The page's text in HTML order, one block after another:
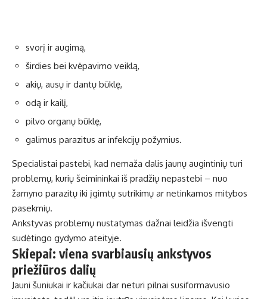
svorį ir augimą,
širdies bei kvėpavimo veiklą,
akių, ausų ir dantų būklę,
odą ir kailį,
pilvo organų būklę,
galimus parazitus ar infekcijų požymius.
Specialistai pastebi, kad nemaža dalis jaunų augintinių turi
problemų, kurių šeimininkai iš pradžių nepastebi – nuo
žarnyno parazitų iki įgimtų sutrikimų ar netinkamos mitybos
pasekmių.
Ankstyvas problemų nustatymas dažnai leidžia išvengti
sudėtingo gydymo ateityje.
Skiepai: viena svarbiausių ankstyvos
priežiūros dalių
Jauni šuniukai ir kačiukai dar neturi pilnai susiformavusio